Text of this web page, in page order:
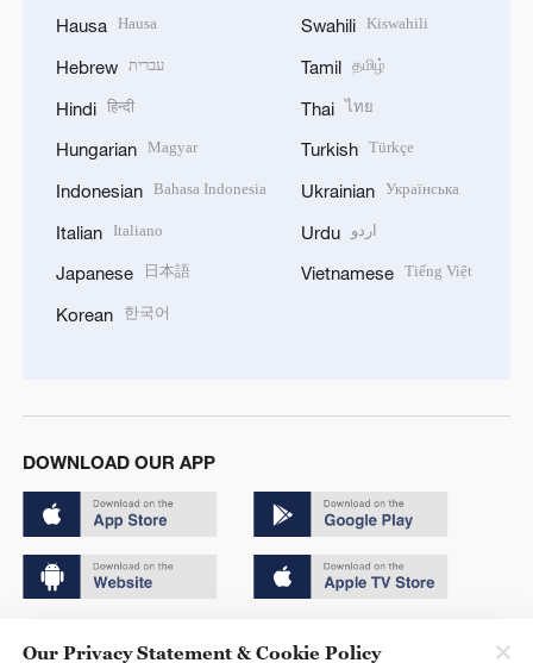
Hausa Hausa
Hebrew עברית
Hindi हिन्दी
Hungarian Magyar
Indonesian Bahasa Indonesia
Italian Italiano
Japanese 日本語
Korean 한국어
Swahili Kiswahili
Tamil தமிழ்
Thai ไทย
Turkish Türkçe
Ukrainian Українська
Urdu اردو
Vietnamese Tiếng Việt
DOWNLOAD OUR APP
Our Privacy Statement & Cookie Policy